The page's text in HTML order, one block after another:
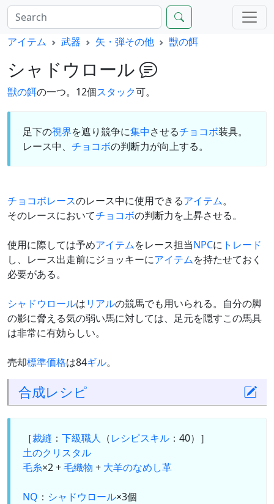
アイテム 武器 矢・弾その他 獣の餌
シャドウロール
獣の餌の一つ。12個スタック可。
足下の視界を遮り競争に集中させるチョコボ装具。
レース中、 チョコボの判断力が向上する。
チョコボレースのレース中に使用できるアイテム。
そのレースにおいてチョコボの判断力を上昇させる。
使用に際しては予めアイテムをレース担当NPCに トレード
し、レース出走前にジョッキーにアイテムを持たせておく
必要がある。
シャドウロールはリアルの競馬でも用いられる。自分の脚
の影に脅える気の弱い馬に対しては、足元を隠すこの馬具
は非常に有効らしい。
売却標準価格は84ギル。
合成レシピ
［裁縫 ： 下級職人 （レシピスキル ：40）］
土のクリスタル
毛糸×2 +毛織物 + 大羊のなめし革
NQ ： シャドウロール×3個